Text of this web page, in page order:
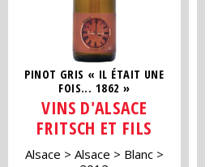
PINOT GRIS « IL ÉTAIT UNE
FOIS... 1862 »
VINS D'ALSACE
FRITSCH ET FILS
Alsace Alsace
Blanc